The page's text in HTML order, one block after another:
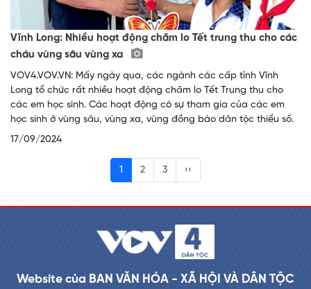
Vĩnh Long: Nhiều hoạt động chăm lo Tết trung thu cho các
cháu vùng sâu vùng xa
VOV4.VOV.VN: Mấy ngày qua, các ngành các cấp tỉnh Vĩnh
Long tổ chức rất nhiều hoạt động chăm lo Tết Trung thu cho
các em học sinh. Các hoạt động có sự tham gia của các em
học sinh ở vùng sâu, vùng xa, vùng đồng bào dân tộc thiểu số.
17/09/2024
1 2 3 ››
Website của BAN VĂN HÓA - XÃ HỘI VÀ DÂN TỘC